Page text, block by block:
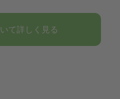
て詳しく見る